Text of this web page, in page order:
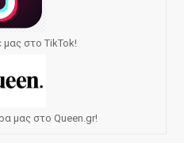
στο TikTok!
μας στο Queen.gr!